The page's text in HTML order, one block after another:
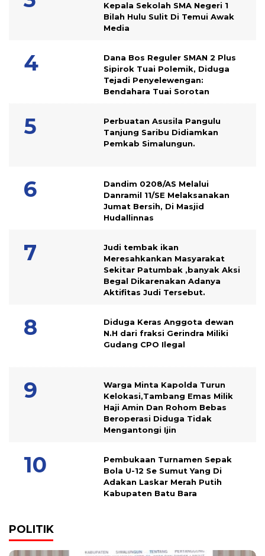
Kepala Sekolah SMA Negeri 1
Bilah Hulu Sulit Di Temui Awak
Media
Dana Bos Reguler SMAN 2 Plus
Sipirok Tuai Polemik, Diduga
Tejadi Penyelewengan:
Bendahara Tuai Sorotan
Perbuatan Asusila Pangulu
Tanjung Saribu Didiamkan
Pemkab Simalungun.
Dandim 0208/AS Melalui
Danramil 11/SE Melaksanakan
Jumat Bersih, Di Masjid
Hudallinnas
Judi tembak ikan
Meresahkankan Masyarakat
Sekitar Patumbak ,banyak Aksi
Begal Dikarenakan Adanya
Aktifitas Judi Tersebut.
Diduga Keras Anggota dewan
N.H dari fraksi Gerindra Miliki
Gudang CPO Ilegal
Warga Minta Kapolda Turun
Kelokasi,Tambang Emas Milik
Haji Amin Dan Rohom Bebas
Beroperasi Diduga Tidak
Mengantongi Ijin
Pembukaan Turnamen Sepak
Bola U-12 Se Sumut Yang Di
Adakan Laskar Merah Putih
Kabupaten Batu Bara
POLITIK